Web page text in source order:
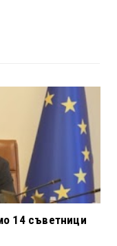
14 съветници